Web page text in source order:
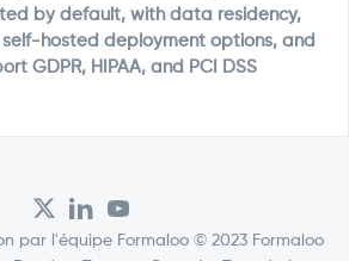
by default, with data residency,
hosted deployment options, and
GDPR, HIPAA, and PCI DSS
par l'équipe Formaloo © 2023 Formaloo